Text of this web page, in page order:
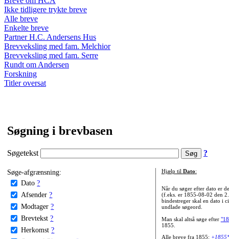
Ikke tidligere trykte breve
Alle breve
Enkelte breve
Partner H.C. Andersens Hus
Brevveksling med fam. Melchior
Brevveksling med fam. Serre
Rundt om Andersen
Forskning
Titler oversat
Søgning i brevbasen
Søgetekst ?
Søge-afgrænsning:
Dato ?
Afsender ?
Modtager ?
Brevtekst ?
Herkomst ?
Hjælp til Dato:
Når du søger efter dato er
(f.eks. er 1855-08-02 den
bindestreger skal en dato i
undlade søgeord.
Man skal altså søge efter
1855.
Alle breve fra 1855: